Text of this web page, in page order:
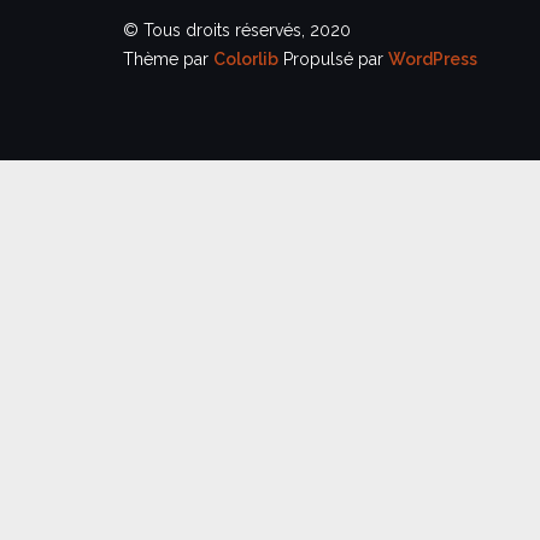
© Tous droits réservés, 2020
Thème par Colorlib Propulsé par WordPress